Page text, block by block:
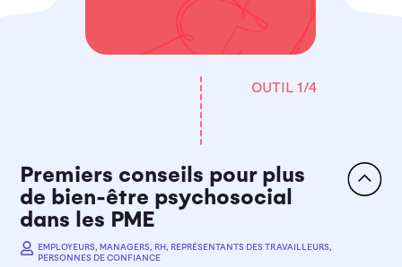
OUTIL 1/4
Premiers conseils pour plus
de bien-être psychosocial
dans les PME
EMPLOYEURS, MANAGERS, RH, REPRÉSENTANTS DES TRAVAILLEURS,
PERSONNES DE CONFIANCE